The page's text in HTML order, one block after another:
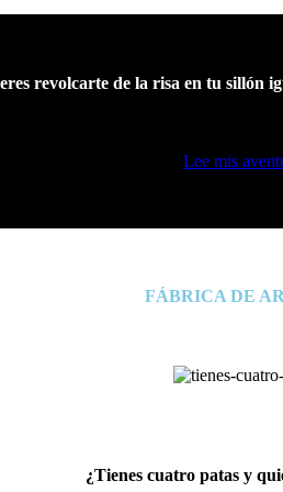
revolcarte de la risa en tu sillón
Lee mis
FÁBRICA DE
¿Tienes cuatro patas y